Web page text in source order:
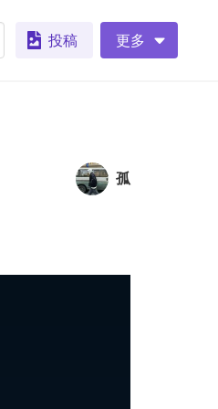
投稿 更多
孤